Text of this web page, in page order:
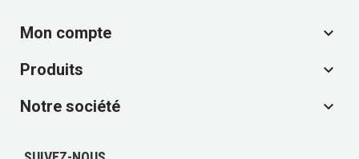
Mon compte

Produits

Notre société
